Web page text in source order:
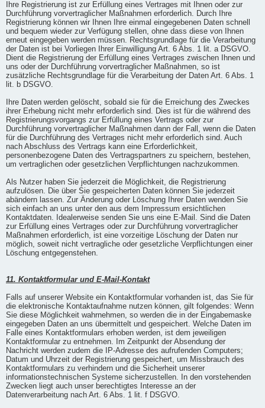
Ihre Registrierung ist zur Erfüllung eines Vertrages mit Ihnen oder zur
Durchführung vorvertraglicher Maßnahmen erforderlich. Durch Ihre
Registrierung können wir Ihnen Ihre einmal eingegebenen Daten schnell
und bequem wieder zur Verfügung stellen, ohne dass diese von Ihnen
erneut eingegeben werden müssen. Rechtsgrundlage für die Verarbeitung
der Daten ist bei Vorliegen Ihrer Einwilligung Art. 6 Abs. 1 lit. a DSGVO.
Dient die Registrierung der Erfüllung eines Vertrages zwischen Ihnen und
uns oder der Durchführung vorvertraglicher Maßnahmen, so ist
zusätzliche Rechtsgrundlage für die Verarbeitung der Daten Art. 6 Abs. 1
lit. b DSGVO.
Ihre Daten werden gelöscht, sobald sie für die Erreichung des Zweckes
ihrer Erhebung nicht mehr erforderlich sind. Dies ist für die während des
Registrierungsvorgangs zur Erfüllung eines Vertrags oder zur
Durchführung vorvertraglicher Maßnahmen dann der Fall, wenn die Daten
für die Durchführung des Vertrages nicht mehr erforderlich sind. Auch
nach Abschluss des Vertrags kann eine Erforderlichkeit,
personenbezogene Daten des Vertragspartners zu speichern, bestehen,
um vertraglichen oder gesetzlichen Verpflichtungen nachzukommen.
Als Nutzer haben Sie jederzeit die Möglichkeit, die Registrierung
aufzulösen. Die über Sie gespeicherten Daten können Sie jederzeit
abändern lassen. Zur Änderung oder Löschung Ihrer Daten wenden Sie
sich einfach an uns unter den aus dem Impressum ersichtlichen
Kontaktdaten. Idealerweise senden Sie uns eine E-Mail. Sind die Daten
zur Erfüllung eines Vertrages oder zur Durchführung vorvertraglicher
Maßnahmen erforderlich, ist eine vorzeitige Löschung der Daten nur
möglich, soweit nicht vertragliche oder gesetzliche Verpflichtungen einer
Löschung entgegenstehen.
11. Kontaktformular und E-Mail-Kontakt
Falls auf unserer Website ein Kontaktformular vorhanden ist, das Sie für
die elektronische Kontaktaufnahme nutzen können, gilt folgendes: Wenn
Sie diese Möglichkeit wahrnehmen, so werden die in der Eingabemaske
eingegeben Daten an uns übermittelt und gespeichert. Welche Daten im
Falle eines Kontaktformulars erhoben werden, ist dem jeweiligen
Kontaktformular zu entnehmen. Im Zeitpunkt der Absendung der
Nachricht werden zudem die IP-Adresse des aufrufenden Computers;
Datum und Uhrzeit der Registrierung gespeichert, um Missbrauch des
Kontaktformulars zu verhindern und die Sicherheit unserer
informationstechnischen Systeme sicherzustellen. In den vorstehenden
Zwecken liegt auch unser berechtigtes Interesse an der
Datenverarbeitung nach Art. 6 Abs. 1 lit. f DSGVO.